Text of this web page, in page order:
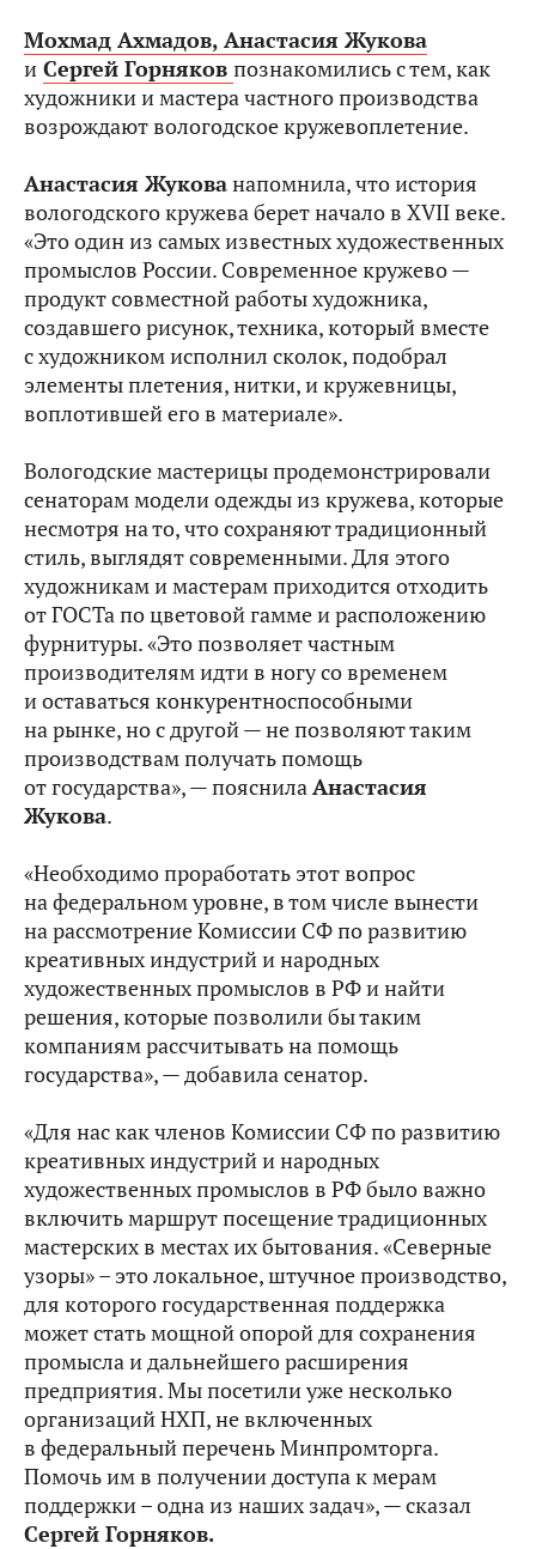
Мохмад Ахмадов, Анастасия Жукова
и Сергей Горняков познакомились с тем, как
художники и мастера частного производства
возрождают вологодское кружевоплетение.
Анастасия Жукованапомнила, что история
вологодского кружева берет начало в XVII веке.
«Это один из самых известных художественных
промыслов России. Современное кружево —
продукт совместной работы художника,
создавшего рисунок, техника, который вместе
с художником исполнил сколок, подобрал
элементы плетения, нитки, и кружевницы,
воплотившей его в материале».
Вологодские мастерицы продемонстрировали
сенаторам модели одежды из кружева, которые
несмотря на то, что сохраняют традиционный
стиль, выглядят современными. Для этого
художникам и мастерам приходится отходить
от ГОСТа по цветовой гамме и расположению
фурнитуры. «Это позволяет частным
производителям идти в ногу со временем
и оставаться конкурентноспособными
на рынке, но с другой — не позволяют таким
производствам получать помощь
от государства», — пояснилаАнастасия
Жукова.
«Необходимо проработать этот вопрос
на федеральном уровне, в том числе вынести
на рассмотрение Комиссии СФ по развитию
креативных индустрий и народных
художественных промыслов в РФ и найти
решения, которые позволили бы таким
компаниям рассчитывать на помощь
государства», — добавила сенатор.
«Для нас как членов Комиссии СФ по развитию
креативных индустрий и народных
художественных промыслов в РФ было важно
включить маршрут посещение традиционных
мастерских в местах их бытования. «Северные
узоры» – это локальное, штучное производство,
для которого государственная поддержка
может стать мощной опорой для сохранения
промысла и дальнейшего расширения
предприятия. Мы посетили уже несколько
организаций НХП, не включенных
в федеральный перечень Минпромторга.
Помочь им в получении доступа к мерам
поддержки – одна из наших задач», — сказал
Сергей Горняков.